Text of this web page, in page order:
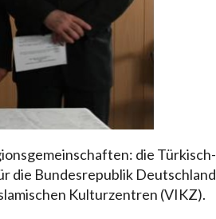
die Türkisch-
die Bundesrepublik Deutschland
Kulturzentren (VIKZ).